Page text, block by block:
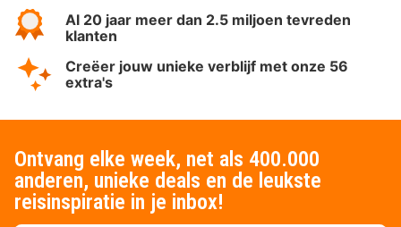
Al 20 jaar meer dan 2.5 miljoen tevreden
klanten
Creëer jouw unieke verblijf met onze 56
extra's
Ontvang elke week, net als 400.000
anderen, unieke deals en de leukste
reisinspiratie in je inbox!